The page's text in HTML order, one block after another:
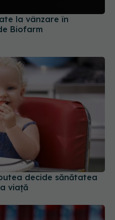
decide sănătatea
viață